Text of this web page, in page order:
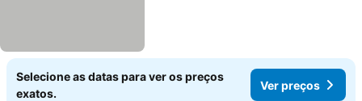
Selecione as datas para ver os preços
exatos.
Ver preços